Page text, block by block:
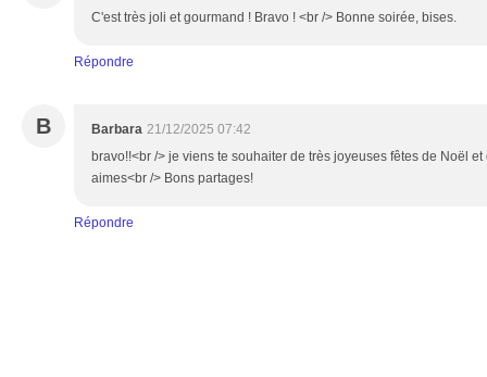
C'est très joli et gourmand ! Bravo ! <br /> Bonne soirée, bises.
Répondre
B Barbara 21/12/2025 07:42
bravo!!<br /> je viens te souhaiter de très joyeuses fêtes de Noël
aimes<br /> Bons partages!
Répondre